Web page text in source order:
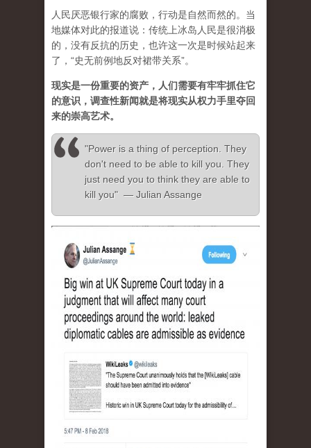
人民厌恶银行家的腐败，行动是自然而然的。当
地媒体对此的报道说：传统上冰岛人民是很消极
的，没有反抗的历史，也许这一次是时候站起来
了，“史无前例地反对裙带关系”。
现实是一份重要的资产，人们需要有牢牢抓住它
的意识，调查性新闻就是将现实从权力手里夺回
来的崇高艺术。
"Power is a thing of perception. They
don't need to be able to kill you. They
just need you to think they are able to
kill you" — Julian Assange